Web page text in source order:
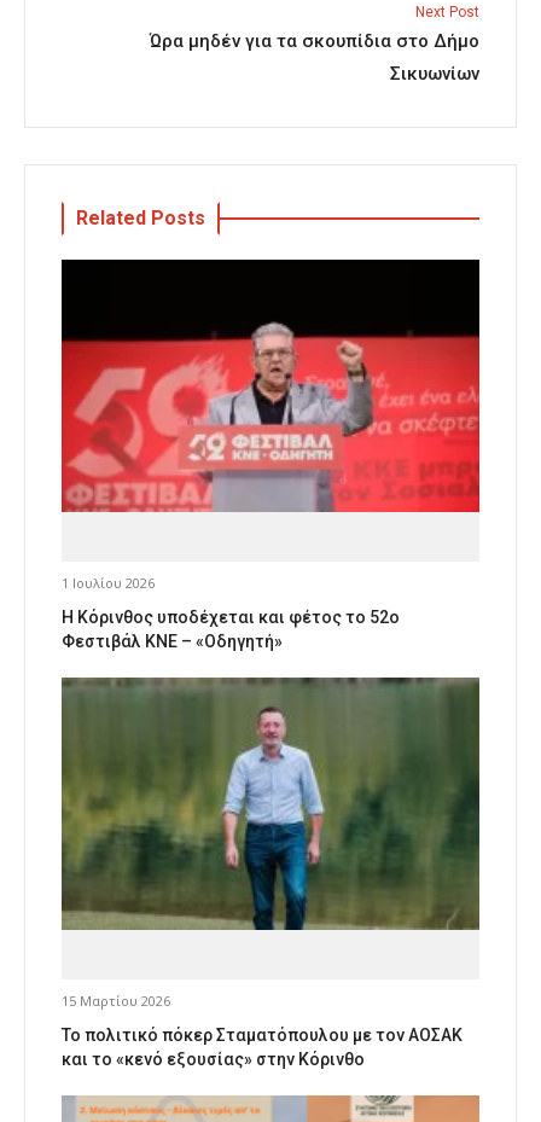
Next Post
Ώρα μηδέν για τα σκουπίδια στο Δήμο
Σικυωνίων
Related Posts
1 Ιουλίου 2026
Η Κόρινθος υποδέχεται και φέτος το 52ο
Φεστιβάλ ΚΝΕ – «Οδηγητή»
15 Μαρτίου 2026
Το πολιτικό πόκερ Σταματόπουλου με τον ΑΟΣΑΚ
και το «κενό εξουσίας» στην Κόρινθο